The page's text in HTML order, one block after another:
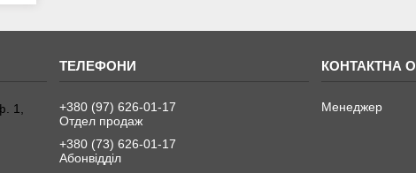
1,
+380 (97) 626-01-17
Отдел продаж
+380 (73) 626-01-17
Абонвідділ
Менеджер